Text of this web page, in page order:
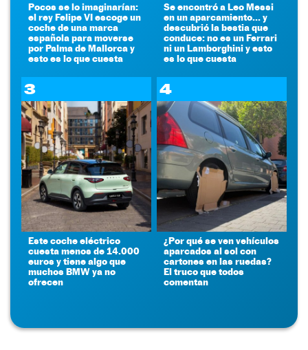
Pocos se lo imaginarían:
el rey Felipe VI escoge un
coche de una marca
española para moverse
por Palma de Mallorca y
esto es lo que cuesta
Se encontró a Leo Messi
en un aparcamiento... y
descubrió la bestia que
conduce: no es un Ferrari
ni un Lamborghini y esto
es lo que cuesta
3
Este coche eléctrico
cuesta menos de 14.000
euros y tiene algo que
muchos BMW ya no
ofrecen
4
¿Por qué se ven vehículos
aparcados al sol con
cartones en las ruedas?
El truco que todos
comentan